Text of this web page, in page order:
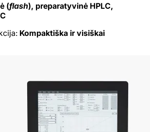
(flash), preparatyvinė HPLC,
Kompaktiška ir visiškai